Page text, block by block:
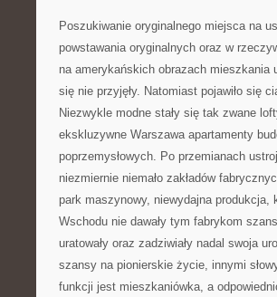
Poszukiwanie oryginalnego miejsca na
powstawania oryginalnych oraz w
na amerykańskich obrazach mieszkania
się nie przyjęły. Natomiast pojawiło się
Niezwykle modne stały się tak zwane
ekskluzywne Warszawa apartamenty
poprzemysłowych. Po przemianach
niezmiernie niemało zakładów
park maszynowy, niewydajna
Wschodu nie dawały tym fabrykom
uratowały oraz zadziwiały nadal swoja
szansy na pionierskie życie, innymi
funkcji jest mieszkaniówka, a